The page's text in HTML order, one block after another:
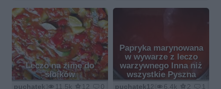
Leczo na zimę do
słoików
11.5k 12 0
puchatek1205
Papryka marynowana
w wywarze z leczo
warzywnego Inna niż
wszystkie Pyszna
6.4k 2 1
puchatek1205